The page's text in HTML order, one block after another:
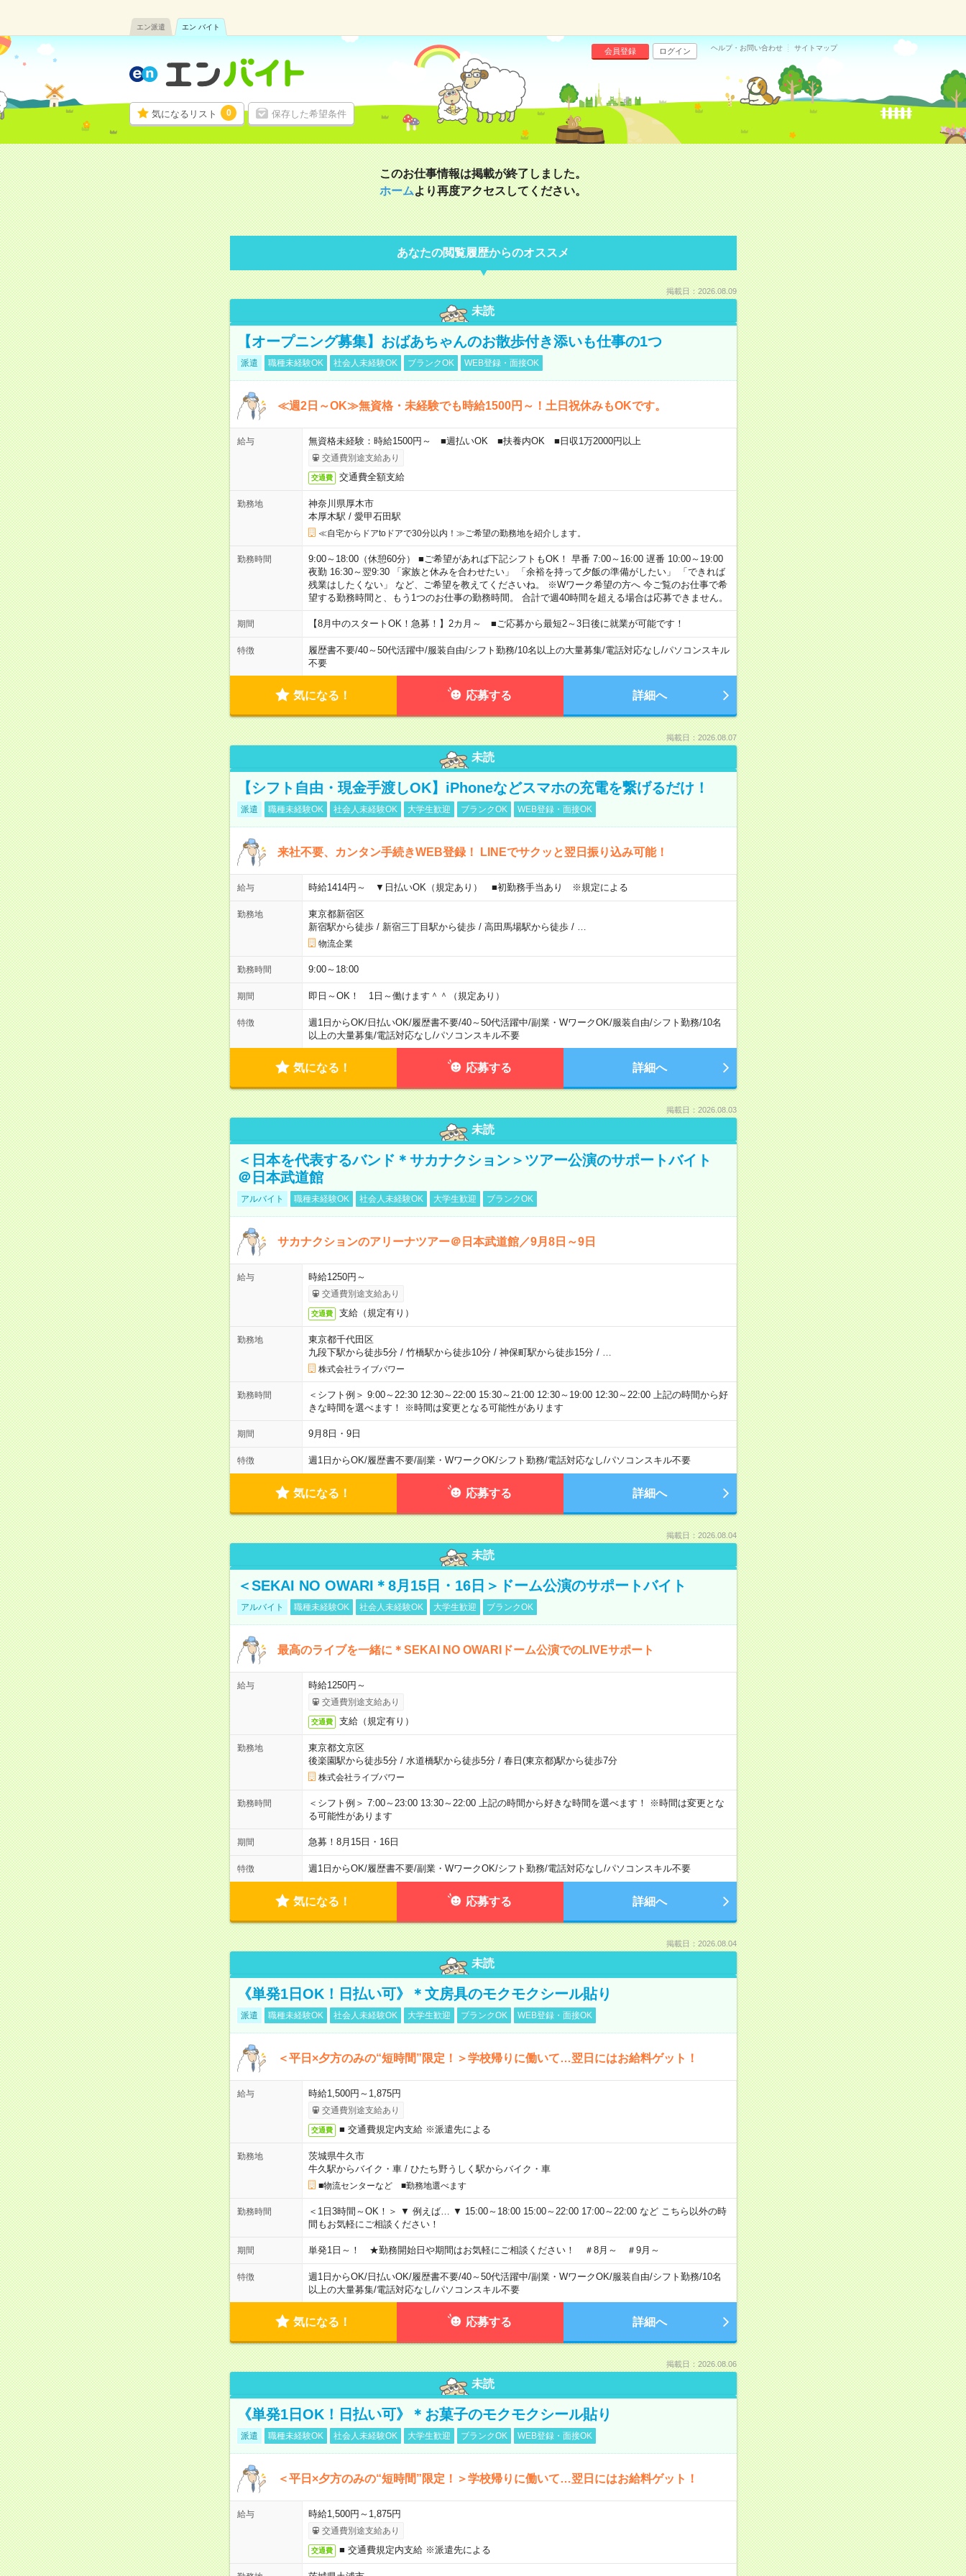
エン派遣 エン バイト
気になるリスト 0 保存した希望条件
会員登録 ログイン ヘルプ・お問い合わせ サイトマップ
このお仕事情報は掲載が終了しました。
ホームより再度アクセスしてください。
あなたの閲覧履歴からのオススメ
掲載日：2026.08.09
未読
【オープニング募集】おばあちゃんのお散歩付き添いも仕事の1つ
派遣 職種未経験OK 社会人未経験OK ブランクOK WEB登録・面接OK
≪週2日～OK≫無資格・未経験でも時給1500円～！土日祝休みもOKです。
給与 無資格未経験：時給1500円～ ■週払いOK ■扶養内OK ■日収1万2000円以上
交通費別途支給あり
交通費 交通費全額支給
勤務地
神奈川県厚木市
本厚木駅 / 愛甲石田駅
≪自宅からドアtoドアで30分以内！≫ご希望の勤務地を紹介します。
勤務時間
9:00～18:00（休憩60分） ■ご希望があれば下記シフトもOK！ 早番 7:00～16:00 遅番 10:00～19:00
夜勤 16:30～翌9:30 「家族と休みを合わせたい」 「余裕を持って夕飯の準備がしたい」 「できれば
残業はしたくない」 など、ご希望を教えてくださいね。 ※Wワーク希望の方へ 今ご覧のお仕事で希
望する勤務時間と、もう1つのお仕事の勤務時間。 合計で週40時間を超える場合は応募できません。
期間 【8月中のスタートOK！急募！】2カ月～ ■ご応募から最短2～3日後に就業が可能です！
特徴 履歴書不要/40～50代活躍中/服装自由/シフト勤務/10名以上の大量募集/電話対応なし/パソコンスキル
不要
気になる！ 応募する 詳細へ
掲載日：2026.08.07
未読
【シフト自由・現金手渡しOK】iPhoneなどスマホの充電を繋げるだけ！
派遣 職種未経験OK 社会人未経験OK 大学生歓迎 ブランクOK WEB登録・面接OK
来社不要、カンタン手続きWEB登録！ LINEでサクッと翌日振り込み可能！
給与 時給1414円～ ▼日払いOK（規定あり） ■初勤務手当あり ※規定による
勤務地
東京都新宿区
新宿駅から徒歩/ 新宿三丁目駅から徒歩/ 高田馬場駅から徒歩/ …
物流企業
勤務時間 9:00～18:00
期間 即日～OK！ 1日～働けます＾＾（規定あり）
特徴 週1日からOK/日払いOK/履歴書不要/40～50代活躍中/副業・WワークOK/服装自由/シフト勤務/10名
以上の大量募集/電話対応なし/パソコンスキル不要
気になる！ 応募する 詳細へ
掲載日：2026.08.03
未読
＜日本を代表するバンド＊サカナクション＞ツアー公演のサポートバイト
＠日本武道館
アルバイト 職種未経験OK 社会人未経験OK 大学生歓迎 ブランクOK
サカナクションのアリーナツアー＠日本武道館／9月8日～9日
給与 時給1250円～
交通費別途支給あり
交通費 支給（規定有り）
勤務地
東京都千代田区
九段下駅から徒歩5分/ 竹橋駅から徒歩10分/ 神保町駅から徒歩15分/ …
株式会社ライブパワー
勤務時間
＜シフト例＞ 9:00～22:30 12:30～22:00 15:30～21:00 12:30～19:00 12:30～22:00 上記の時間から好
きな時間を選べます！ ※時間は変更となる可能性があります
期間 9月8日・9日
特徴 週1日からOK/履歴書不要/副業・WワークOK/シフト勤務/電話対応なし/パソコンスキル不要
気になる！ 応募する 詳細へ
掲載日：2026.08.04
未読
＜SEKAI NO OWARI＊8月15日・16日＞ドーム公演のサポートバイト
アルバイト 職種未経験OK 社会人未経験OK 大学生歓迎 ブランクOK
最高のライブを一緒に＊SEKAI NO OWARIドーム公演でのLIVEサポート
給与 時給1250円～
交通費別途支給あり
交通費 支給（規定有り）
勤務地
東京都文京区
後楽園駅から徒歩5分/ 水道橋駅から徒歩5分/ 春日(東京都)駅から徒歩7分
株式会社ライブパワー
勤務時間
＜シフト例＞ 7:00～23:00 13:30～22:00 上記の時間から好きな時間を選べます！ ※時間は変更とな
る可能性があります
期間 急募！8月15日・16日
特徴 週1日からOK/履歴書不要/副業・WワークOK/シフト勤務/電話対応なし/パソコンスキル不要
気になる！ 応募する 詳細へ
掲載日：2026.08.04
未読
《単発1日OK！日払い可》＊文房具のモクモクシール貼り
派遣 職種未経験OK 社会人未経験OK 大学生歓迎 ブランクOK WEB登録・面接OK
＜平日×夕方のみの“短時間”限定！＞学校帰りに働いて…翌日にはお給料ゲット！
給与 時給1,500円～1,875円
交通費別途支給あり
交通費 ■ 交通費規定内支給 ※派遣先による
勤務地
茨城県牛久市
牛久駅からバイク・車/ ひたち野うしく駅からバイク・車
■物流センターなど ■勤務地選べます
勤務時間
＜1日3時間～OK！＞ ▼ 例えば… ▼ 15:00～18:00 15:00～22:00 17:00～22:00 など こちら以外の時
間もお気軽にご相談ください！
期間 単発1日～！ ★勤務開始日や期間はお気軽にご相談ください！ ＃8月～ ＃9月～
特徴 週1日からOK/日払いOK/履歴書不要/40～50代活躍中/副業・WワークOK/服装自由/シフト勤務/10名
以上の大量募集/電話対応なし/パソコンスキル不要
気になる！ 応募する 詳細へ
掲載日：2026.08.06
未読
《単発1日OK！日払い可》＊お菓子のモクモクシール貼り
派遣 職種未経験OK 社会人未経験OK 大学生歓迎 ブランクOK WEB登録・面接OK
＜平日×夕方のみの“短時間”限定！＞学校帰りに働いて…翌日にはお給料ゲット！
給与 時給1,500円～1,875円
交通費別途支給あり
交通費 ■ 交通費規定内支給 ※派遣先による